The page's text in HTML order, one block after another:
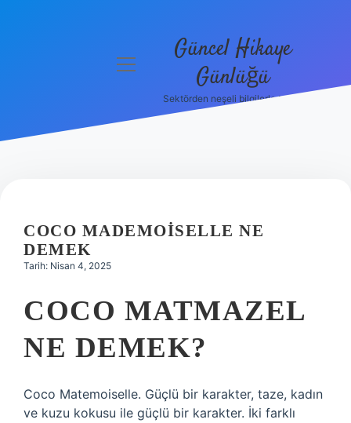
Hakkımızda
menüyü
Güncel Hikaye
Günlüğü
Sektörden neşeli bilgilerle tanış!
COCO MADEMOISELLE NE
DEMEK
Tarih: Nisan 4, 2025
COCO MATMAZEL
NE DEMEK?
Coco Matemoiselle. Güçlü bir karakter, taze, kadın
ve kuzu kokusu ile güçlü bir karakter. İki farklı